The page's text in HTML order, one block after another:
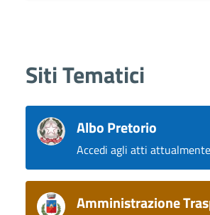
Siti Tematici
Albo Pretorio
Accedi agli atti
Amministrazione